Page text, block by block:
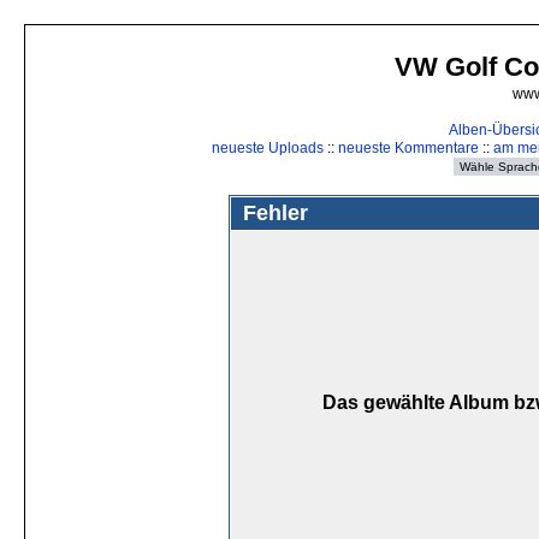
VW Golf
Alben-
neueste Uploads :: neueste Kommentare :: am
Fehler
Das gewählte Album